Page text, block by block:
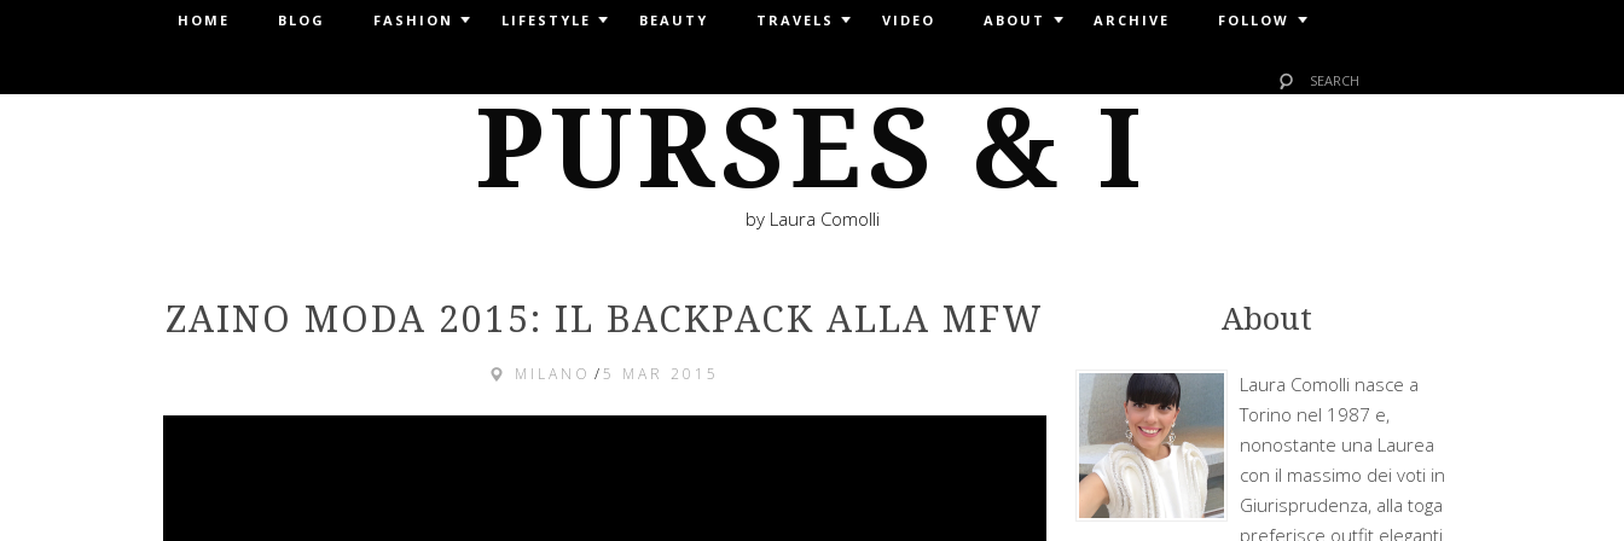
HOME BLOG FASHION LIFESTYLE BEAUTY TRAVELS VIDEO ABOUT ARCHIVE FOLLOW
PURSES & I
by Laura Comolli
ZAINO MODA 2015: IL BACKPACK ALLA MFW
MILANO /5 MAR 2015
About
Laura Comolli nasce a
Torino nel 1987 e,
nonostante una Laurea
con il massimo dei voti in
Giurisprudenza, alla toga
preferisce outfit eleganti